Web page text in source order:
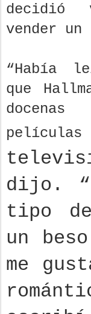
decidió
vender un
“Había
que
películas
dijo.
tipo
un
me